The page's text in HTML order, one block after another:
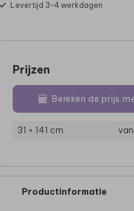
Levertijd 3-4 werkdagen
Prijzen
Bereken de prijs
31 × 141 cm
Productinformatie